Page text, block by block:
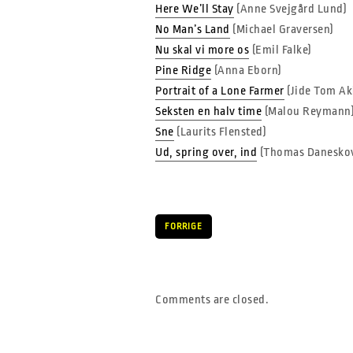
Here We’ll Stay (Anne Svejgård Lund)
No Man’s Land (Michael Graversen)
Nu skal vi more os (Emil Falke)
Pine Ridge (Anna Eborn)
Portrait of a Lone Farmer (Jide Tom
Seksten en halv time (Malou Reymann)
Sne (Laurits Flensted)
Ud, spring over, ind (Thomas
FORRIGE
Comments are closed.